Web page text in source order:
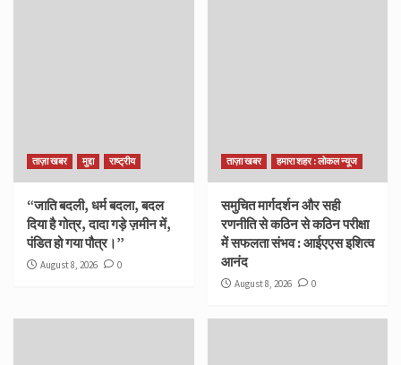
ताज़ा खबर मुद्दा राष्ट्रीय
“जाति बदली, धर्म बदला, बदल
दिया है गोत्र, दादा गड़े ज़मीन में,
पंडित हो गया पौत्र।”
August 8, 2026 0
ताज़ा खबर हमारा शहर : लोकल न्यूज
समुचित मार्गदर्शन और सही
रणनीति से कठिन से कठिन परीक्षा
में सफलता संभव : आईएएस इशित्व
आनंद
August 8, 2026 0